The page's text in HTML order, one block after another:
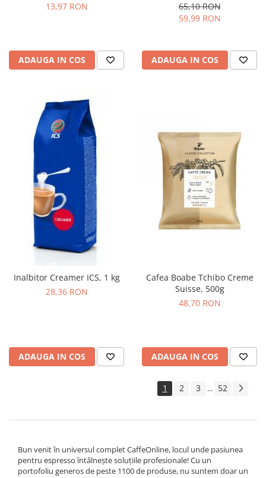
13,97 RON
ADAUGA IN COS
65,10 RON
59,99 RON
ADAUGA IN COS
Inalbitor Creamer ICS, 1 kg
28,36 RON
ADAUGA IN COS
Cafea Boabe Tchibo Creme
Suisse, 500g
48,70 RON
ADAUGA IN COS
1 2 3 ... 52
Bun venit în universul complet CaffeOnline, locul unde pasiunea
pentru espresso întâlnește soluțiile profesionale! Cu un
portofoliu generos de peste 1100 de produse, nu suntem doar un